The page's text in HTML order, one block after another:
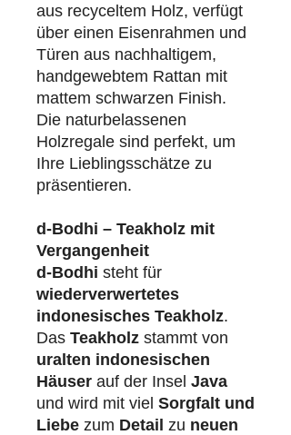
aus recyceltem Holz, verfügt
über einen Eisenrahmen und
Türen aus nachhaltigem,
handgewebtem Rattan mit
mattem schwarzen Finish.
Die naturbelassenen
Holzregale sind perfekt, um
Ihre Lieblingsschätze zu
präsentieren.
d-Bodhi – Teakholz mit
Vergangenheit
d-Bodhi steht für
wiederverwertetes
indonesisches Teakholz.
Das Teakholz stammt von
uralten indonesischen
Häuser auf der Insel Java
und wird mit viel Sorgfalt und
Liebe zum Detail zu neuen